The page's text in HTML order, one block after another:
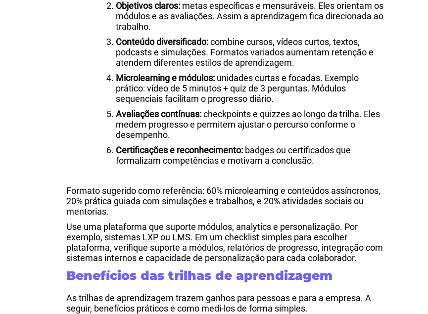
Objetivos claros: metas específicas e mensuráveis. Eles orientam os
módulos e as avaliações. Assim a aprendizagem fica direcionada ao
trabalho.
Conteúdo diversificado:combine cursos, vídeos curtos, textos,
podcasts e simulações. Formatos variados aumentam retenção e
atendem diferentes estilos de aprendizagem.
Microlearning e módulos: unidades curtas e focadas. Exemplo
prático: vídeo de 5 minutos + quiz de 3 perguntas. Módulos
sequenciais facilitam o progresso diário.
Avaliações contínuas:checkpoints e quizzes ao longo da trilha. Eles
medem progresso e permitem ajustar o percurso conforme o
desempenho.
Certificações e reconhecimento: badges ou certificados que
formalizam competências e motivam a conclusão.
Formato sugerido como referência: 60% microlearning e conteúdos assíncronos,
20% prática guiada com simulações e trabalhos, e 20% atividades sociais ou
mentorias.
Use uma plataforma que suporte módulos, analytics e personalização. Por
exemplo, sistemas LXPou LMS. Em um checklist simples para escolher
plataforma, verifique suporte a módulos, relatórios de progresso, integração com
sistemas internos e capacidade de personalização para cada colaborador.
Benefícios das trilhas de aprendizagem
As trilhas de aprendizagem trazem ganhos para pessoas e para a empresa. A
seguir, benefícios práticos e como medi-los de forma simples.